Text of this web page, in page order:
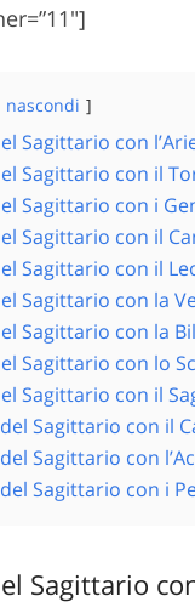
nascondi
Sagittario con
Sagittario con il
Sagittario con i
Sagittario con il
Sagittario con il
Sagittario con la
Sagittario con la
Sagittario con lo
Sagittario con il
Sagittario con il
Sagittario con
Sagittario con i
Sagittario